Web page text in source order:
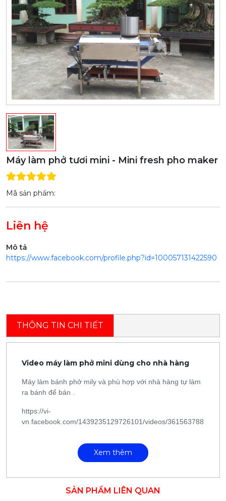
Máy làm phở tươi mini - Mini fresh pho maker
Mã sản phẩm:
Liên hệ
Mô tả
https://www.facebook.com/profile.php?id=100057131422590
THÔNG TIN CHI TIẾT
Video máy làm phở mini dùng cho nhà hàng
Máy làm bánh phở mily và phù hợp với nhà hàng tự làm
ra bánh để bán .
https://vi-
vn.facebook.com/1439235129726101/videos/
Xem thêm
SẢN PHẨM LIÊN QUAN